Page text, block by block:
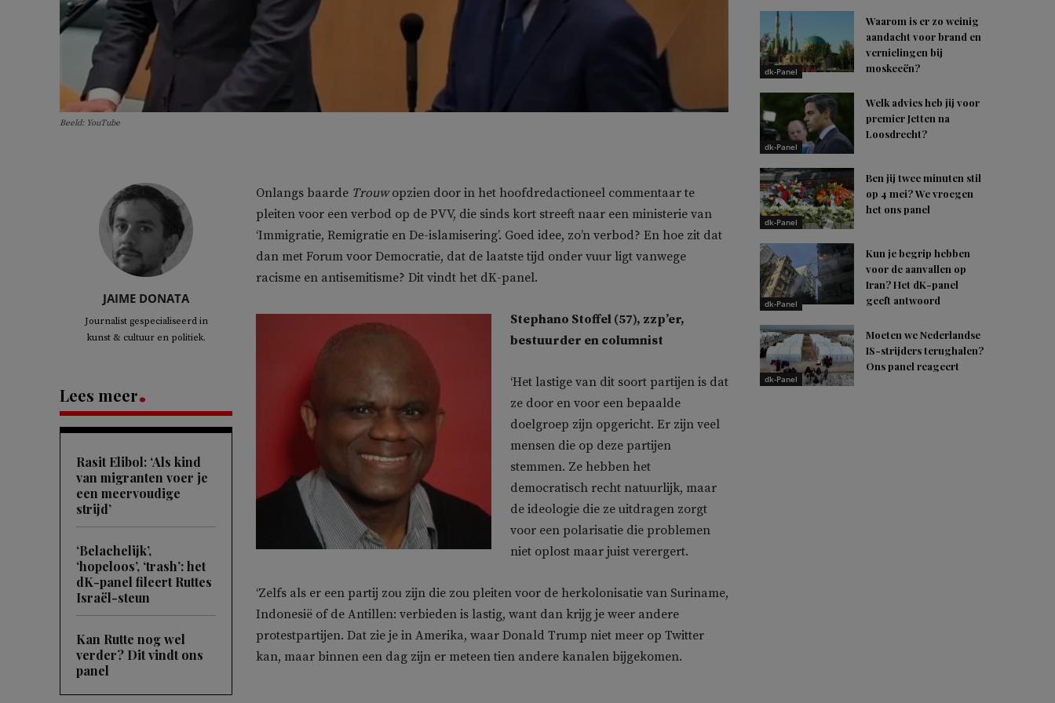
Beeld: YouTube
JAIME DONATA
Journalist gespecialiseerd in
kunst & cultuur en politiek.
Lees meer
Rasit Elibol: ‘Als kind
van migranten voer je
een meervoudige
strijd’
‘Belachelijk’,
‘hopeloos’, ‘trash’: het
dK-panel fileert Ruttes
Israël-steun
Kan Rutte nog wel
verder? Dit vindt ons
panel
Onlangs baarde Trouwopzien door in het hoofdredactioneel commentaar te
pleiten voor een verbod op de PVV, die sinds kort streeft naar een ministerie van
‘Immigratie, Remigratie en De-islamisering’. Goed idee, zo’n verbod? En hoe zit dat
dan met Forum voor Democratie, dat de laatste tijd onder vuur ligt vanwege
racisme en antisemitisme? Dit vindt het dK-panel.
Stephano Stoffel (57), zzp’er,
bestuurder en columnist
‘Het lastige van dit soort partijen is dat
ze door en voor een bepaalde
doelgroep zijn opgericht. Er zijn veel
mensen die op deze partijen
stemmen. Ze hebben het
democratisch recht natuurlijk, maar
de ideologie die ze uitdragen zorgt
voor een polarisatie die problemen
niet oplost maar juist verergert.
‘Zelfs als er een partij zou zijn die zou pleiten voor de herkolonisatie van Suriname,
Indonesië of de Antillen: verbieden is lastig, want dan krijg je weer andere
protestpartijen. Dat zie je in Amerika, waar Donald Trump niet meer op Twitter
kan, maar binnen een dag zijn er meteen tien andere kanalen bijgekomen.
dk-Panel
Waarom is er zo weinig
aandacht voor brand en
vernielingen bij
moskeeën?
dk-Panel
Welk advies heb jij voor
premier Jetten na
Loosdrecht?
dk-Panel
Ben jij twee minuten stil
op 4 mei? We vroegen
het ons panel
dk-Panel
Kun je begrip hebben
voor de aanvallen op
Iran? Het dK-panel
geeft antwoord
dk-Panel
Moeten we Nederlandse
IS-strijders terughalen?
Ons panel reageert